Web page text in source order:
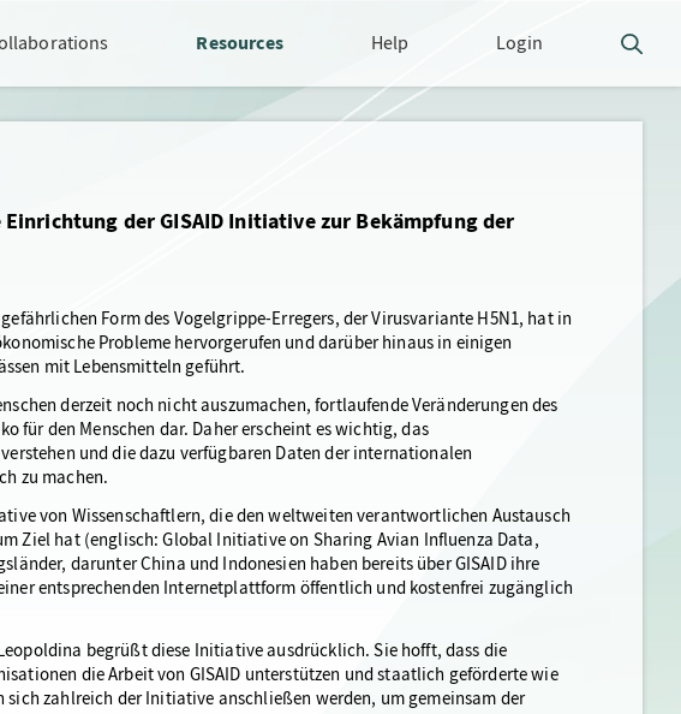
der GISAID Initiative zur Bekämpfung der
Form des Vogelgrippe-Erregers, der Virusvariante H5N1, hat in
Probleme hervorgerufen und darüber hinaus in einigen
mit Lebensmitteln geführt.
derzeit noch nicht auszumachen, fortlaufende Veränderungen des
für den Menschen dar. Daher erscheint es wichtig, das
und die dazu verfügbaren Daten der internationalen
zu machen.
von Wissenschaftlern, die den weltweiten verantwortlichen Austausch
Ziel hat (englisch: Global Initiative on Sharing Avian Influenza Data,
darunter China und Indonesien haben bereits über GISAID ihre
entsprechenden Internetplattform öffentlich und kostenfrei zugänglich
begrüßt diese Initiative ausdrücklich. Sie hofft, dass die
die Arbeit von GISAID unterstützen und staatlich geförderte wie
zahlreich der Initiative anschließen werden, um gemeinsam der
Resources Help Login